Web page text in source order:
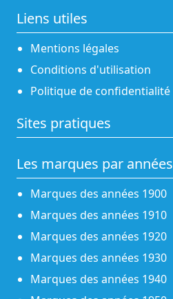
Liens utiles
Mentions légales
Conditions d'utilisation
Politique de confidentialité
Sites pratiques
Les marques par années
Marques des années 1900
Marques des années 1910
Marques des années 1920
Marques des années 1930
Marques des années 1940